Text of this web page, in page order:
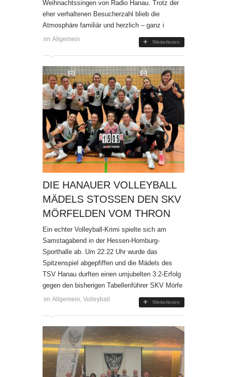
Weihnachtssingen von Radio Hanau. Trotz der
eher verhaltenen Besucherzahl blieb die
Atmosphäre familiär und herzlich – ganz i
im Allgemein Weiterlesen
DIE HANAUER VOLLEYBALL
MÄDELS STOSSEN DEN SKV M
ÖRFELDEN VOM THRON
Ein echter Volleyball-Krimi spielte sich am
Samstagabend in der Hessen-Homburg-
Sporthalle ab. Um 22:22 Uhr wurde das
Spitzenspiel abgepfiffen und die Mädels des
TSV Hanau durften einen umjubelten 3:2-Erfolg
gegen den bisherigen Tabellenführer SKV Mörfe
im Allgemein, Volleyball Weiterlesen